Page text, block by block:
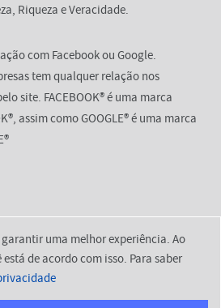
Riqueza e Veracidade.
com Facebook ou Google.
tem qualquer relação nos
site. FACEBOOK® é uma marca
assim como GOOGLE® é uma marca
© aquies.com.br
uma melhor experiência. Ao
de acordo com isso. Para saber